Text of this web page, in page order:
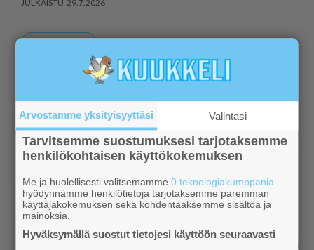
29.7.2026
Näytä lisää
Arvostamme yksityisyyttäsi Valintasi
Tarvitsemme suostumuksesi tarjotaksemme
henkilökohtaisen käyttökokemuksen
Me ja huolellisesti valitsemamme0 teknologiakumppania
hyödynnämme henkilötietoja tarjotaksemme paremman
käyttäjäkokemuksen sekä kohdentaaksemme sisältöä ja
mainoksia.
Hyväksymällä suostut tietojesi käyttöön seuraavasti